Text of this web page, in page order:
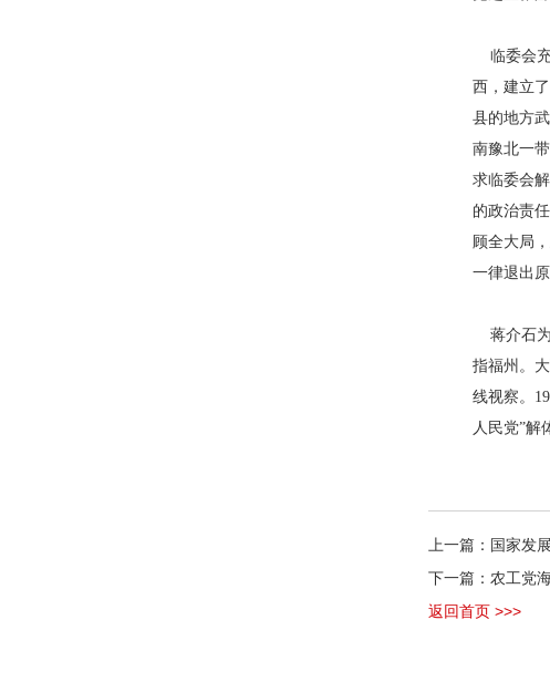
临委会充
西，建立
县的地方
南豫北一
求临委会
的政治责
顾全大局
一律退出
蒋介石为
指福州。
线视察。
人民党”解
上一篇：国家发
下一篇：农工党
返回首页 >>>